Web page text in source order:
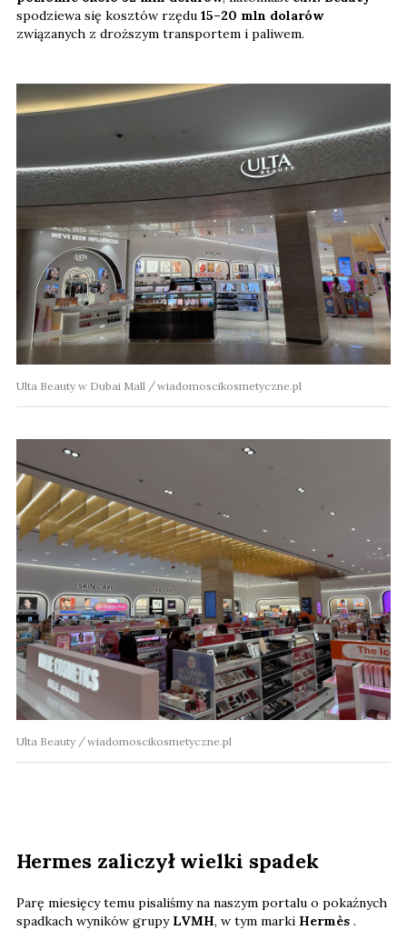
spodziewa się kosztów rzędu 15–20 mln dolarów
związanych z droższym transportem i paliwem.
Ulta Beauty w Dubai Mall wiadomoscikosmetyczne.pl
Ulta Beauty wiadomoscikosmetyczne.pl
Hermes zaliczył wielki spadek
Parę miesięcy temu pisaliśmy na naszym portalu o pokaźnych
spadkach wyników grupy LVMH, w tym marki Hermès .